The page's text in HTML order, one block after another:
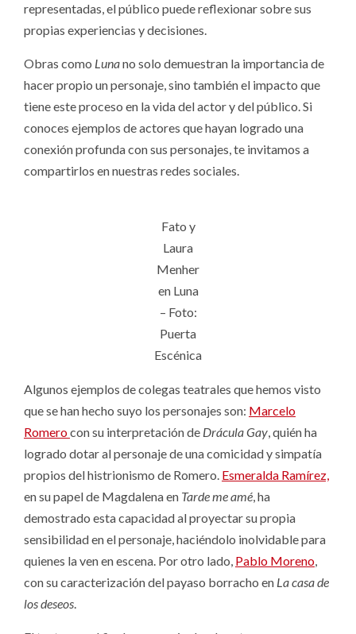
representadas, el público puede reflexionar sobre sus
propias experiencias y decisiones.
Obras como Lunano solo demuestran la importancia de
hacer propio un personaje, sino también el impacto que
tiene este proceso en la vida del actor y del público. Si
conoces ejemplos de actores que hayan logrado una
conexión profunda con sus personajes, te invitamos a
compartirlos en nuestras redes sociales.
Fato y
Laura
Menher
en Luna
– Foto:
Puerta
Escénica
Algunos ejemplos de colegas teatrales que hemos visto
que se han hecho suyo los personajes son: Marcelo
Romerocon su interpretación de Drácula Gay, quién ha
logrado dotar al personaje de una comicidad y simpatía
propios del histrionismo de Romero. Esmeralda Ramírez,
en su papel de Magdalena en Tarde me amé, ha
demostrado esta capacidad al proyectar su propia
sensibilidad en el personaje, haciéndolo inolvidable para
quienes la ven en escena. Por otro lado, Pablo Moreno,
con su caracterización del payaso borracho en La casa de
los deseos.